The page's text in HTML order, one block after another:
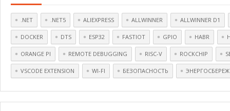
.NET .NET5 ALIEXPRESS ALLWINNER ALLWINNER D1
DOCKER DTS ESP32 FASTIOT GPIO HABR
ORANGE PI REMOTE DEBUGGING RISC-V ROCKCHIP
VSCODE EXTENSION WI-FI БЕЗОПАСНОСТЬ